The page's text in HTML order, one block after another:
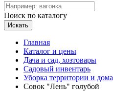
Поиск по каталогу
Искать
Главная
Каталог и цены
Дача и сад, хозтовары
Садовый инвентарь
Уборка территории и дома
Совок "Лень" голубой